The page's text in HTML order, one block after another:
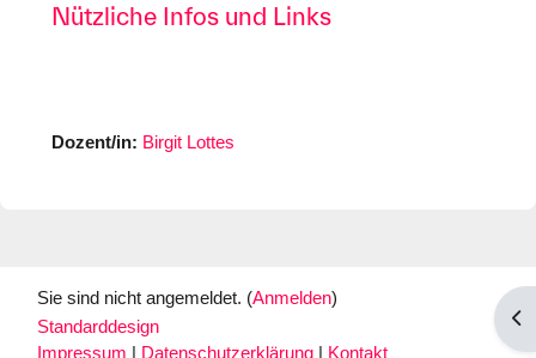
Nützliche Infos und Links
Dozent/in: Birgit Lottes
Sie sind nicht angemeldet. (Anmelden)
Standarddesign
Impressum
Datenschutzerklärung Kontakt